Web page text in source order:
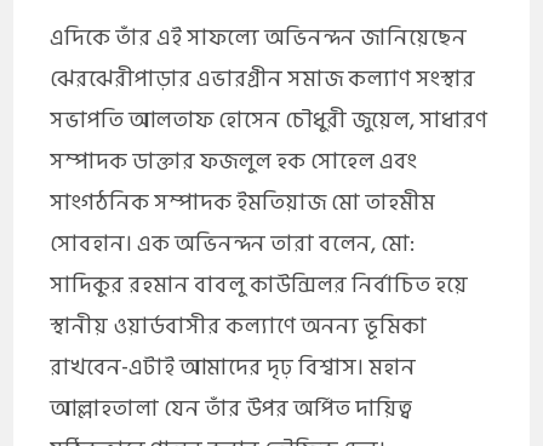
এদিকে তাঁর এই সাফল্যে অভিনন্দন জানিয়েছেন
ঝেরঝেরীপাড়ার এভারগ্রীন সমাজ কল্যাণ সংস্থার
সভাপতি আলতাফ হোসেন চৌধুরী জুয়েল, সাধারণ
সম্পাদক ডাক্তার ফজলুল হক সোহেল এবং
সাংগঠনিক সম্পাদক ইমতিয়াজ মো তাহমীম
সোবহান। এক অভিনন্দন তারা বলেন, মো:
সাদিকুর রহমান বাবলু কাউন্সিলর নির্বাচিত হয়ে
স্থানীয় ওয়ার্ডবাসীর কল্যাণে অনন্য ভূমিকা
রাখবেন-এটাই আমাদের দৃঢ় বিশ্বাস। মহান
আল্লাহতালা যেন তাঁর উপর অর্পিত দায়িত্ব